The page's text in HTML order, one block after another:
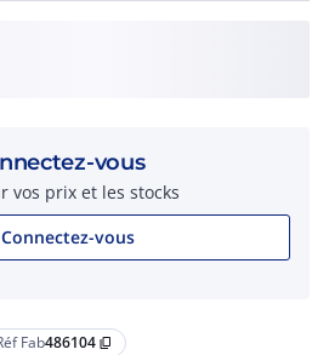
Fab486104 content_copy
vous
vos prix et les stocks
Connectez-vous